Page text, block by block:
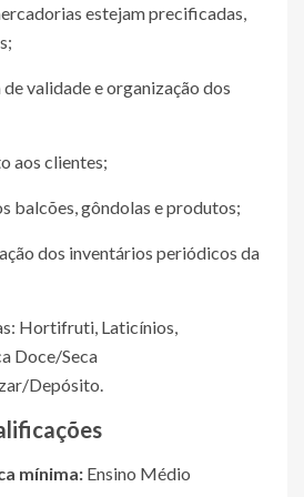
estejam precificadas,
validade e organização dos
aos clientes;
balcões, gôndolas e produtos;
dos inventários periódicos da
Hortifruti, Laticínios,
Doce/Seca
Depósito.
mínima: Ensino Médio